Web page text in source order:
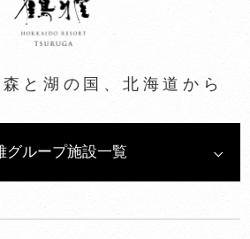
と湖の国、北海道から
グループ施設一覧